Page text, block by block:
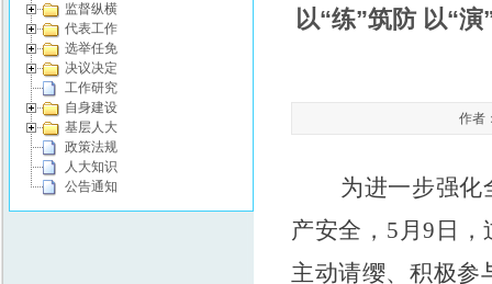
以“练”筑防 以“
作者
为进一步强
产安全， 5月9日，
主动请缨、积极参
监督纵横
代表工作
选举任免
决议决定
工作研究
自身建设
基层人大
政策法规
人大知识
公告通知